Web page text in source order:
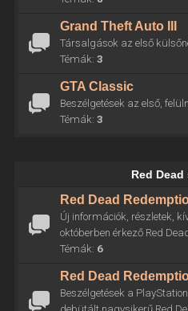
Grand Theft Auto III
Társalgások az első
Témák: 3
GTA Classic
Beszélgetések az első,
Témák: 3
Red
Red Dead
Új információk, részletek,
októberben érkező Red
Témák: 6
Red Dead
Beszélgetések a